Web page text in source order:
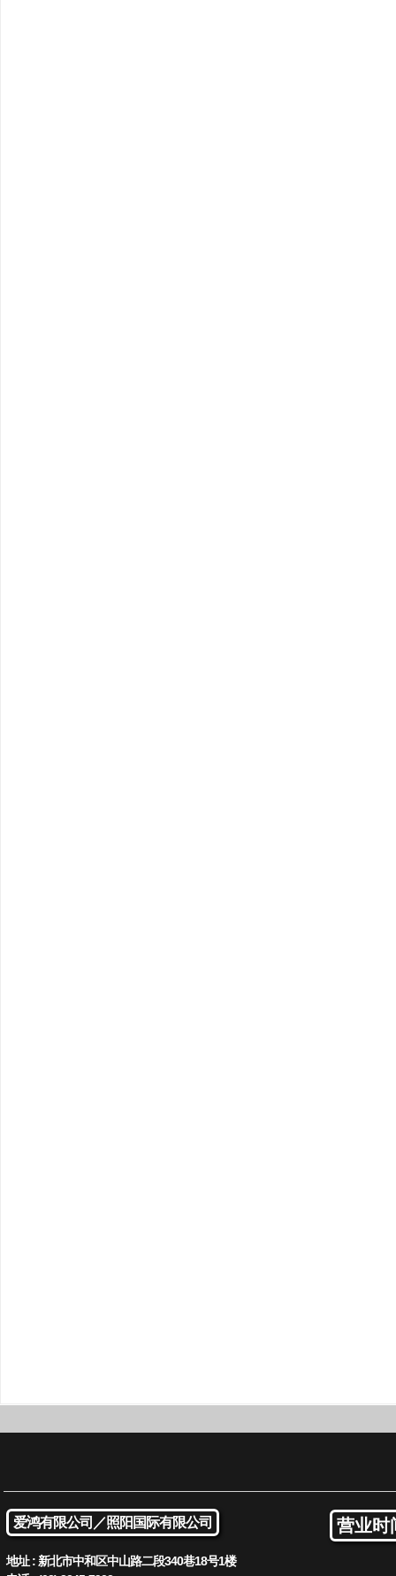
爱鸿有限公司／照阳国际有限公司
地址 : 新北市中和区中山路二段340巷18号1楼
营业时